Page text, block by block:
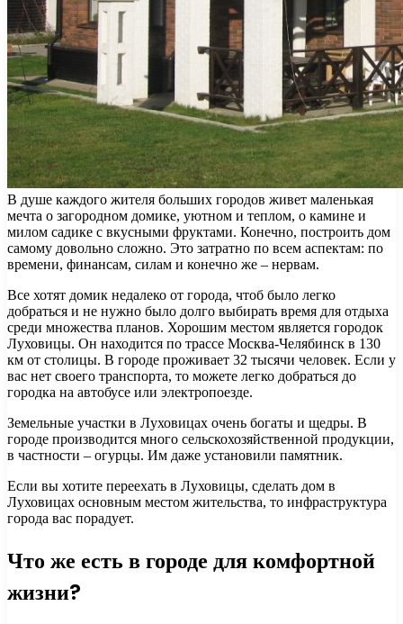
В душе каждого жителя больших городов живет маленькая
мечта о загородном домике, уютном и теплом, о камине и
милом садике с вкусными фруктами. Конечно, построить дом
самому довольно сложно. Это затратно по всем аспектам: по
времени, финансам, силам и конечно же – нервам.
Все хотят домик недалеко от города, чтоб было легко
добраться и не нужно было долго выбирать время для отдыха
среди множества планов. Хорошим местом является городок
Луховицы. Он находится по трассе Москва-Челябинск в 130
км от столицы. В городе проживает 32 тысячи человек. Если у
вас нет своего транспорта, то можете легко добраться до
городка на автобусе или электропоезде.
Земельные участки в Луховицах очень богаты и щедры. В
городе производится много сельскохозяйственной продукции,
в частности – огурцы. Им даже установили памятник.
Если вы хотите переехать в Луховицы, сделать дом в
Луховицах основным местом жительства, то инфраструктура
города вас порадует.
Что же есть в городе для комфортной
жизни?